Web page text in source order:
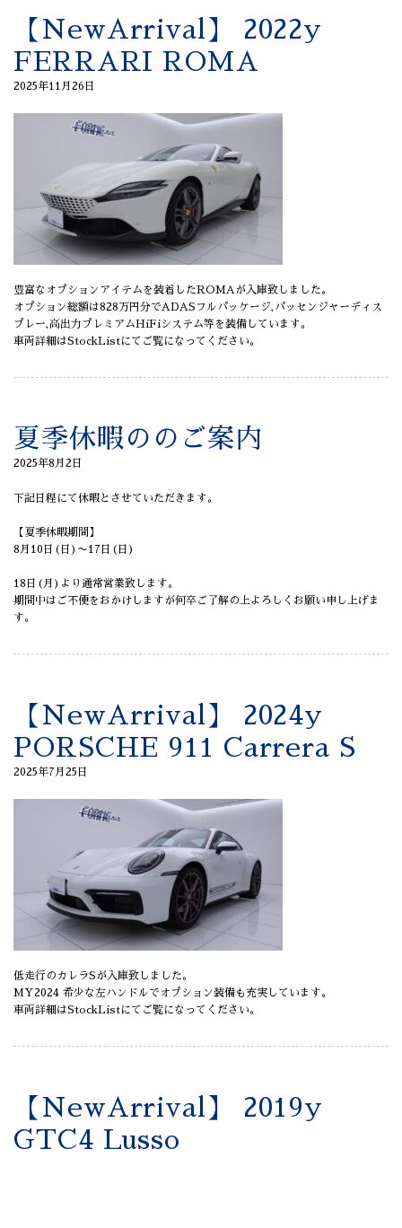
【NewArrival】 2022y
FERRARI ROMA
2025年11月26日
豊富なオプションアイテムを装着したROMAが入庫致しました。
オプション総額は828万円分でADASフルパッケージ,パッセンジャーディス
プレー,高出力プレミアムHiFiシステム等を装備しています。
車両詳細はStockListにてご覧になってください。
夏季休暇ののご案内
2025年8月2日
下記日程にて休暇とさせていただきます。
【夏季休暇期間】
8月10日(日)〜17日(日)
18日(月)より通常営業致します。
期間中はご不便をおかけしますが何卒ご了解の上よろしくお願い申し上げま
す。
【NewArrival】 2024y
PORSCHE 911 Carrera S
2025年7月25日
低走行のカレラSが入庫致しました。
MY2024 希少な左ハンドルでオプション装備も充実しています。
車両詳細はStockListにてご覧になってください。
【NewArrival】 2019y
GTC4 Lusso